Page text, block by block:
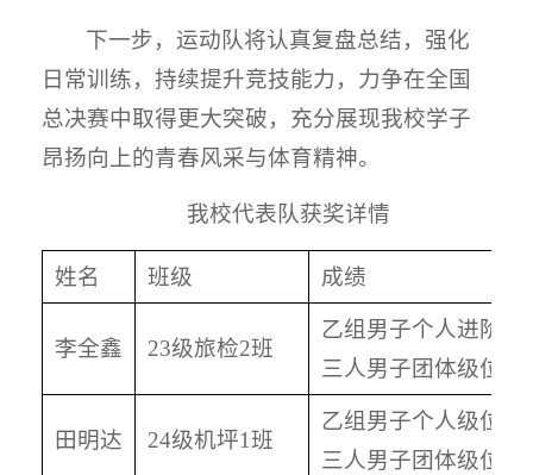
下一步，运动队将认真复盘总结，强化
日常训练，持续提升竞技能力，力争在全国
总决赛中取得更大突破，充分展现我校学子
昂扬向上的青春风采与体育精神。
我校代表队获奖详情
姓名 班级 成绩
李全鑫 23级旅检2班
乙组男子个人进阶品
三人男子团体级位品
田明达 24级机坪1班
乙组男子个人级位品
三人男子团体级位品